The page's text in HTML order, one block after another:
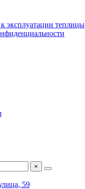
эксплуатации теплицы
×
59